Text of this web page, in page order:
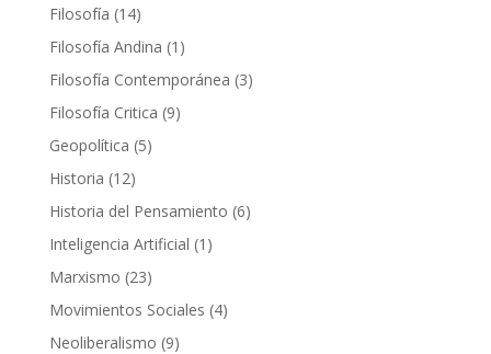
Filosofía 1414
productos
Filosofía Andina 1 1
producto
Filosofía Contemporánea 33
Filosofía Critica 99
Geopolítica 55
Historia 1212
productos
Historia del Pensamiento 66
Inteligencia Artificial 1 1
Marxismo 2323
productos
Movimientos Sociales 44
Neoliberalismo 99